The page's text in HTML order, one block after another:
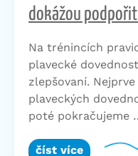
dokážou
Na trénincích
plavecké
zlepšovaní.
plaveckých
poté pokračujeme
číst více